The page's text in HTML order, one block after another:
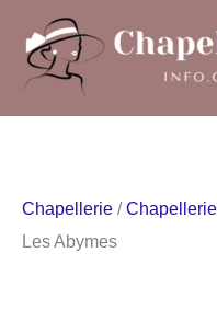
contenu
Chapellerie /
Les Abymes